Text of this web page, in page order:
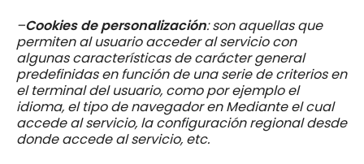
–Cookies de personalización: son aquellas que
permiten al usuario acceder al servicio con
algunas características de carácter general
predefinidas en función de una serie de criterios en
el terminal del usuario, como por ejemplo el
idioma, el tipo de navegador en Mediante el cual
accede al servicio, la configuración regional desde
donde accede al servicio, etc.